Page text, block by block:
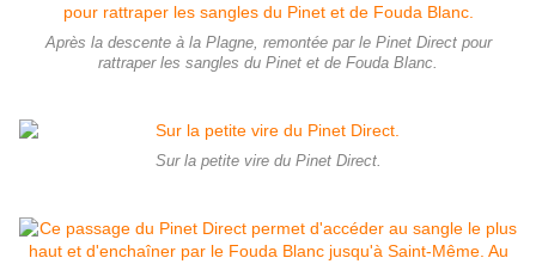
Après la descente à la Plagne, remontée par le Pinet Direct pour
rattraper les sangles du Pinet et de Fouda Blanc.
Sur la petite vire du Pinet Direct.